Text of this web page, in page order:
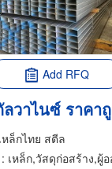
Add RFQ
ล็กไทย สตีล
: เหล็ก,วัสดุก่อสร้าง,ผู้